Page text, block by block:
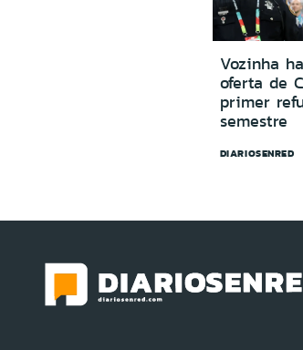
Vozinha
oferta de
primer
semestre
DIARIOSENRED